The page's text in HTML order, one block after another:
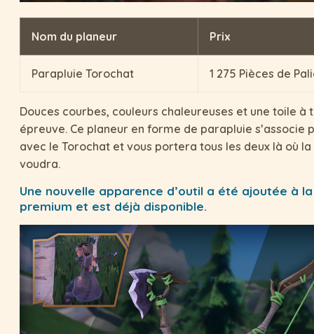
Nom du planeur Prix
Parapluie Torochat 1 275 Pièces de
Douces courbes, couleurs chaleureuses et une toile à
épreuve. Ce planeur en forme de parapluie s’associe
avec le Torochat et vous portera tous les deux là où
voudra.
Une nouvelle apparence d’outil a été ajoutée à
premium et est déjà disponible.